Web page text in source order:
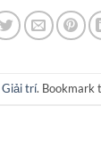
Giải trí. Bookmark